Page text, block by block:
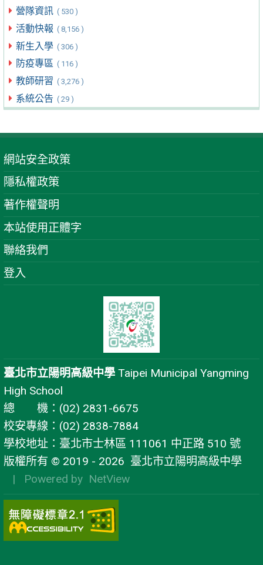
營隊資訊 ( 530 )
活動快報 ( 8,156 )
新生入學 ( 306 )
防疫專區 ( 116 )
教師研習 ( 3,276 )
系統公告 ( 29 )
網站安全政策
隱私權政策
著作權聲明
本站使用正體字
聯絡我們
登入
臺北市立陽明高級中學 Taipei Municipal Yangming
High School
總 機：(02) 2831-6675
校安專線：(02) 2838-7884
學校地址：臺北市士林區 111061 中正路 510 號
版權所有 © 2019 - 2026 臺北市立陽明高級中學
| Powered by NetView